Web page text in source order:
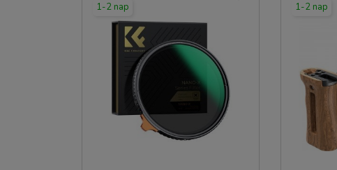
1-2 nap 1-2 nap